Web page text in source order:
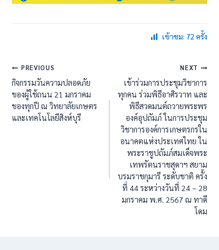
เข้าชม: 72 ครั้ง
แนะแนว
เรื่อง
PREVIOUS
กิจกรรมวันความปลอดภัย
ของผู้ใช้ถนน 21 มกราคม
ของทุกปี ณ วิทยาลัยเกษตร
และเทคโนโลยีสิงห์บุรี
NEXT
เข้าร่วมการประชุมวิชาการ
ทุกคน ร่วมพิธีอาศิรวาท และ
พิธีสวดมนต์ถวายพระพร
องค์อุปถัมภ์ ในการประชุม
วิชาการองค์การเกษตรกรใน
อนาคตแห่งประเทศไทย ใน
พระราชูปถัมภ์สมเด็จพระ
เทพรัตนราชสุดาฯ สยาม
บรมราชกุมารี ระดับชาติ ครั้ง
ที่ 44 ระหว่างวันที่ 24 – 28
มกราคม พ.ศ. 2567 ณ ทาดี
โดม